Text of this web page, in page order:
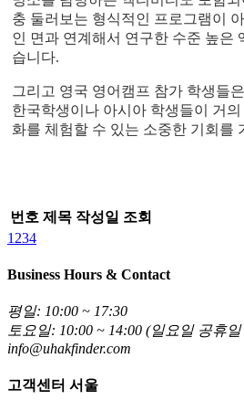
충 둘러보는 형식적인 프로그램이
인 면과 연계해서 연구한 수준 높은
습니다.
그리고 영국 영어캠프 참가 학생들
한국학생이나 아시아 학생들이 거
화를 체험할 수 있는 소중한 기회를
번호 제목 작성일 조회
1234
Business Hours & Contact
평일: 10:00 ~ 17:30
토요일: 10:00 ~ 14:00 (일요일 공휴
info@uhakfinder.com
고객센터 서울